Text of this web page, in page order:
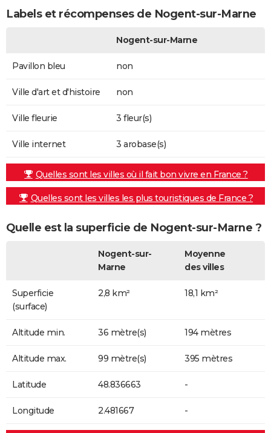
Labels et récompenses de Nogent-sur-Marne
Nogent-sur-Marne
Pavillon bleu non
Ville d'art et d'histoire non
Ville fleurie 3 fleur(s)
Ville internet 3 arobase(s)
Quelles sont les villes où il fait bon vivre en France ?
Quelles sont les villes les plus touristiques de France ?
Quelle est la superficie de Nogent-sur-Marne ?
Nogent-sur-
Marne
Moyenne
des villes
Superficie
(surface)
2,8 km² 18,1 km²
Altitude min. 36 mètre(s) 194 mètres
Altitude max. 99 mètre(s) 395 mètres
Latitude 48.836663 -
Longitude 2.481667 -